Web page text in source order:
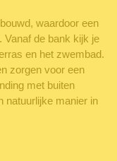
waardoor een
Vanaf de bank kijk je
en het zwembad.
zorgen voor een
met buiten
natuurlijke manier in